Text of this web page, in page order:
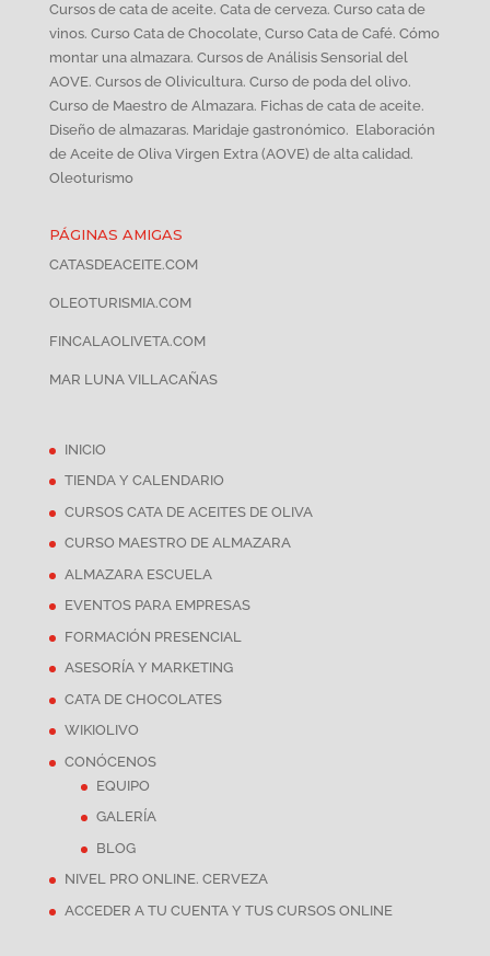
Cursos de cata de aceite. Cata de cerveza. Curso cata de
vinos. Curso Cata de Chocolate, Curso Cata de Café. Cómo
montar una almazara. Cursos de Análisis Sensorial del
AOVE. Cursos de Olivicultura. Curso de poda del olivo.
Curso de Maestro de Almazara. Fichas de cata de aceite.
Diseño de almazaras. Maridaje gastronómico. Elaboración
de Aceite de Oliva Virgen Extra (AOVE) de alta calidad.
Oleoturismo
PÁGINAS AMIGAS
CATASDEACEITE.COM
OLEOTURISMIA.COM
FINCALAOLIVETA.COM
MAR LUNA VILLACAÑAS
INICIO
TIENDA Y CALENDARIO
CURSOS CATA DE ACEITES DE OLIVA
CURSO MAESTRO DE ALMAZARA
ALMAZARA ESCUELA
EVENTOS PARA EMPRESAS
FORMACIÓN PRESENCIAL
ASESORÍA Y MARKETING
CATA DE CHOCOLATES
WIKIOLIVO
CONÓCENOS
EQUIPO
GALERÍA
BLOG
NIVEL PRO ONLINE. CERVEZA
ACCEDER A TU CUENTA Y TUS CURSOS ONLINE